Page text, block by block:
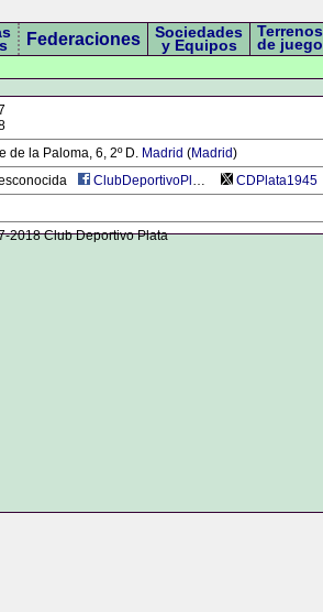
Federaciones Sociedades
y Equipos
Terrenos
de juego
de la Paloma, 6, 2º D. Madrid (Madrid)
ClubDeportivoPlata CDPlata1945
2018 Club Deportivo Plata